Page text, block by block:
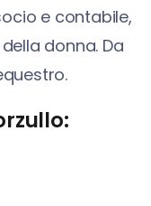
e contabile,
donna. Da